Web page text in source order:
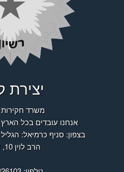
יצירת
משרד
אנחנו עובדים בכל
הרב לוין 10, עפולה